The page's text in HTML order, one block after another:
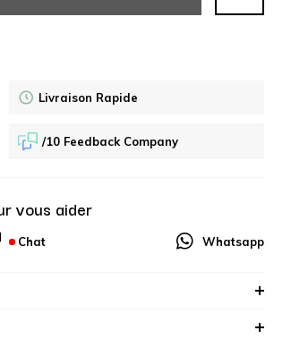
Livraison Rapide
/10 Feedback Company
vous aider
Chat Whatsapp